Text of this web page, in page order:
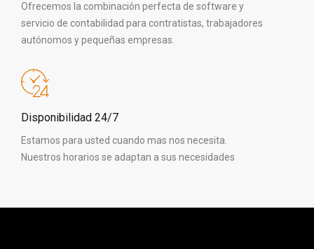
Ofrecemos la combinación perfecta de software y
servicio de contabilidad para contratistas, trabajadores
autónomos y pequeñas empresas.
Disponibilidad 24/7
Estamos para usted cuando mas nos necesita.
Nuestros horarios se adaptan a sus necesidades